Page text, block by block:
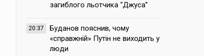
загиблого льотчика “Джуса”
20:37
Буданов пояснив, чому
«справжній» Путін не виходить у
люди